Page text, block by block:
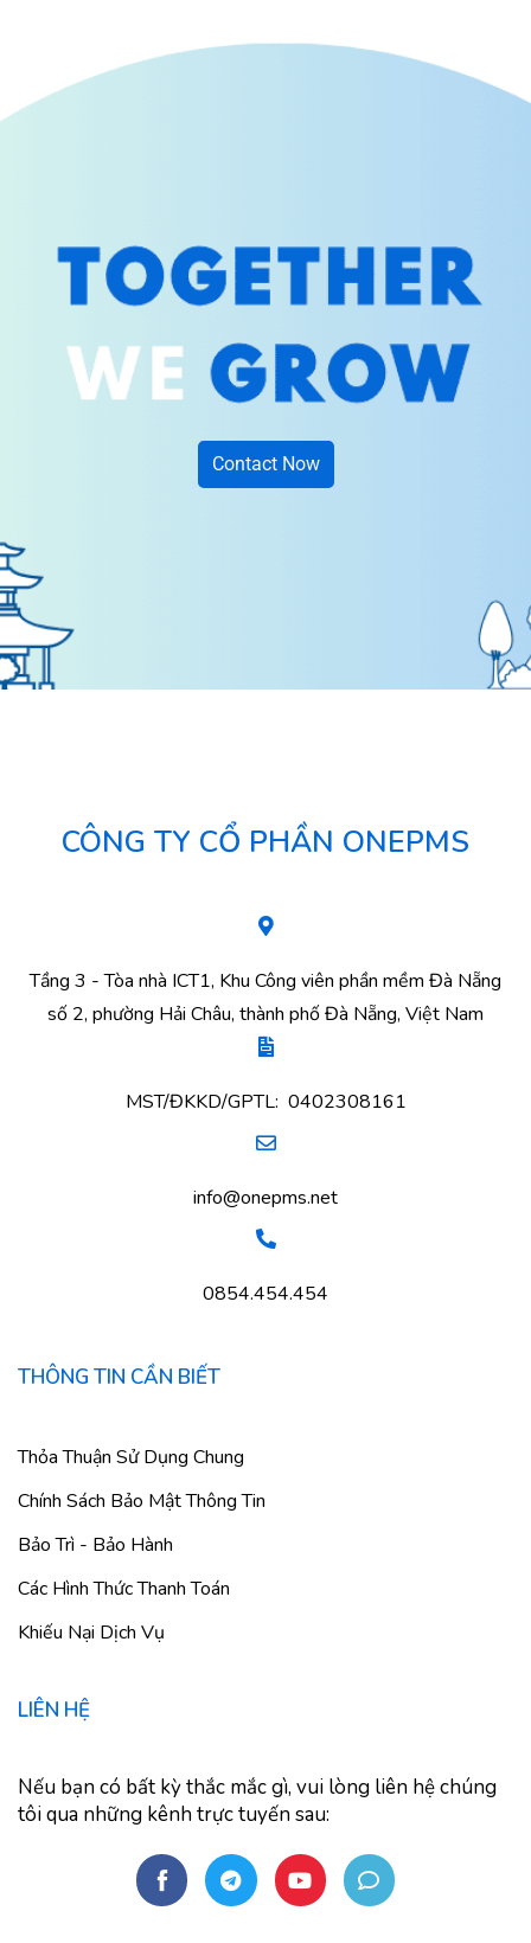
Contact Now
CÔNG TY CỔ PHẦN ONEPMS
Tầng 3 - Tòa nhà ICT1, Khu Công viên phần mềm Đà Nẵng
số 2, phường Hải Châu, thành phố Đà Nẵng, Việt Nam
MST/ĐKKD/GPTL: 0402308161
info@onepms.net
0854.454.454
THÔNG TIN CẦN BIẾT
Thỏa Thuận Sử Dụng Chung
Chính Sách Bảo Mật Thông Tin
Bảo Trì - Bảo Hành
Các Hình Thức Thanh Toán
Khiếu Nại Dịch Vụ
LIÊN HỆ
Nếu bạn có bất kỳ thắc mắc gì, vui lòng liên hệ chúng
tôi qua những kênh trực tuyến sau: